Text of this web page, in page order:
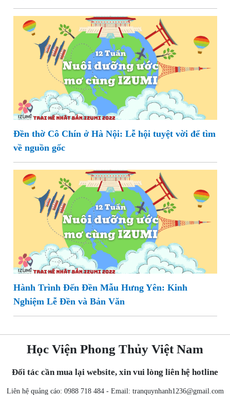
Đền thờ Cô Chín ở Hà Nội: Lễ hội tuyệt vời để tìm
về nguồn gốc
Hành Trình Đến Đền Mẫu Hưng Yên: Kinh
Nghiệm Lễ Đền và Bản Văn
Học Viện Phong Thủy Việt Nam
Đối tác cần mua lại website, xin vui lòng liên hệ hotline
Liên hệ quảng cáo: 0988 718 484 - Email: tranquynhanh1236@gmail.com